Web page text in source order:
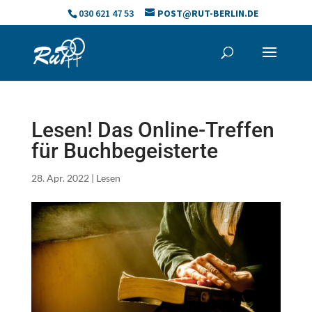
030 621 47 53 POST@RUT-BERLIN.DE
Lesen! Das Online-Treffen
für Buchbegeisterte
28. Apr. 2022 | Lesen